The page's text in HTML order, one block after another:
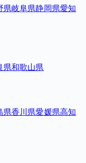
県岐阜県静岡県愛知
県和歌山県
県香川県愛媛県高知